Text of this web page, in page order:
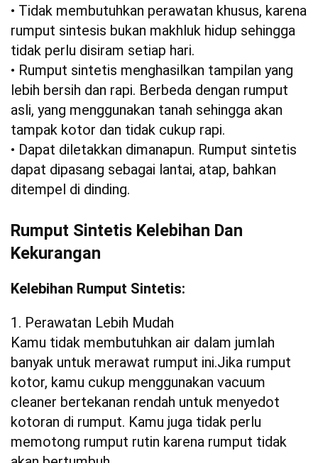
• Tidak membutuhkan perawatan khusus, karena
rumput sintesis bukan makhluk hidup sehingga
tidak perlu disiram setiap hari.
• Rumput sintetis menghasilkan tampilan yang
lebih bersih dan rapi. Berbeda dengan rumput
asli, yang menggunakan tanah sehingga akan
tampak kotor dan tidak cukup rapi.
• Dapat diletakkan dimanapun. Rumput sintetis
dapat dipasang sebagai lantai, atap, bahkan
ditempel di dinding.
Rumput Sintetis Kelebihan Dan
Kekurangan
Kelebihan Rumput Sintetis:
1. Perawatan Lebih Mudah
Kamu tidak membutuhkan air dalam jumlah
banyak untuk merawat rumput ini.Jika rumput
kotor, kamu cukup menggunakan vacuum
cleaner bertekanan rendah untuk menyedot
kotoran di rumput. Kamu juga tidak perlu
memotong rumput rutin karena rumput tidak